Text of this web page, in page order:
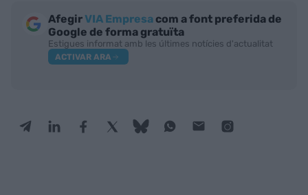
AfegirVIA Empresa com a font preferida de
Google de forma gratuïta
Estigues informat amb les últimes notícies d'actualitat
ACTIVAR ARA